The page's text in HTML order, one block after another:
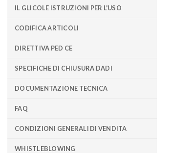
IL GLICOLE ISTRUZIONI PER L'USO
CODIFICA ARTICOLI
DIRETTIVA PED CE
SPECIFICHE DI CHIUSURA DADI
DOCUMENTAZIONE TECNICA
FAQ
CONDIZIONI GENERALI DI VENDITA
WHISTLEBLOWING